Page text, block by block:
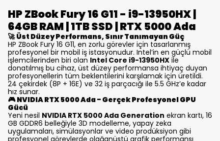
HP ZBook Fury 16 G11 - i9-13950HX |
64GB RAM | 1TB SSD | RTX 5000 Ada
🚀Üst Düzey Performans, Sınır Tanımayan Güç
HP ZBook Fury 16 G11, en zorlu görevler için tasarlanmış
profesyonel bir mobil iş istasyonudur. Intel’in en güçlü mobil
işlemcilerinden biri olan Intel Core i9-13950HX ile
donatılmış bu cihaz, üst düzey performansa ihtiyaç duyan
profesyonellerin tüm beklentilerini karşılamak için üretildi.
24 çekirdek (8P + 16E) ve 32 iş parçacığı ile 5.5 GHz’e kadar
hız sunar.
🎮NVIDIA RTX 5000 Ada - Gerçek Profesyonel GPU
Gücü
Yeni nesil NVIDIA RTX 5000 Ada Generation ekran kartı, 16
GB GDDR6 belleğiyle 3D modelleme, yapay zeka
uygulamaları, simülasyonlar ve video prodüksiyon gibi
profesyonel görevlerde olağanüstü grafik performansı